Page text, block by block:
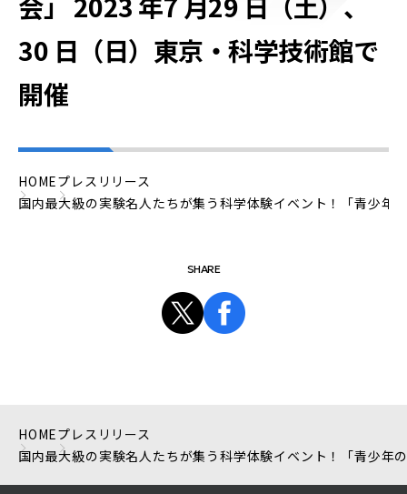
30 日（日）東京・科学技術館で
開催
HOMEプレスリリース
国内最大級の実験名人たちが集う科学体験イベント！「青少
SHARE
HOMEプレスリリース
国内最大級の実験名人たちが集う科学体験イベント！「青少